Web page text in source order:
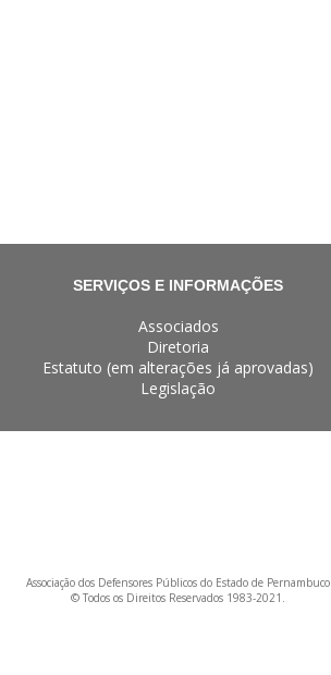
SERVIÇOS E INFORMAÇÕES
Associados
Diretoria
Estatuto (em alterações já aprovadas)
Legislação
Associação dos Defensores Públicos do Estado de Pernambuco
© Todos os Direitos Reservados 1983-2021.